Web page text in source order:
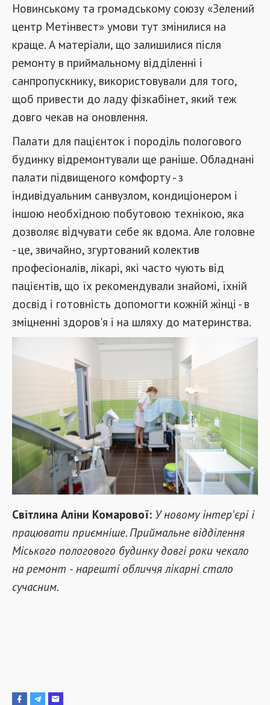
Новинському та громадському союзу «Зелений
центр Метінвест» умови тут змінилися на
краще. А матеріали, що залишилися після
ремонту в приймальному відділенні і
санпропускнику, використовували для того,
щоб привести до ладу фізкабінет, який теж
довго чекав на оновлення.
Палати для пацієнток і породіль пологового
будинку відремонтували ще раніше. Обладнані
палати підвищеного комфорту - з
індивідуальним санвузлом, кондиціонером і
іншою необхідною побутовою технікою, яка
дозволяє відчувати себе як вдома. Але головне
- це, звичайно, згуртований колектив
професіоналів, лікарі, які часто чують від
пацієнтів, що їх рекомендували знайомі, їхній
досвід і готовність допомогти кожній жінці - в
зміцненні здоров'я і на шляху до материнства.
Світлина Аліни Комарової: У новому інтер'єрі і
працювати приємніше. Приймальне відділення
Міського пологового будинку довгі роки чекало
на ремонт - нарешті обличчя лікарні стало
сучасним.